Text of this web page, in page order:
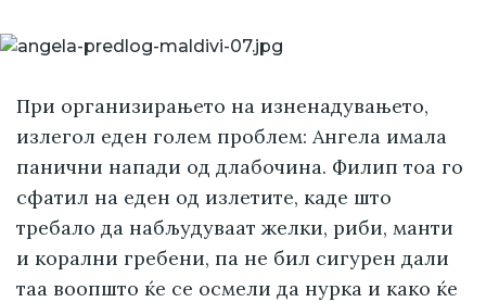
При организирањето на изненадувањето,
излегол еден голем проблем: Ангела имала
панични напади од длабочина. Филип тоа го
сфатил на еден од излетите, каде што
требало да набљудуваат желки, риби, манти
и корални гребени, па не бил сигурен дали
таа воопшто ќе се осмели да нурка и како ќе